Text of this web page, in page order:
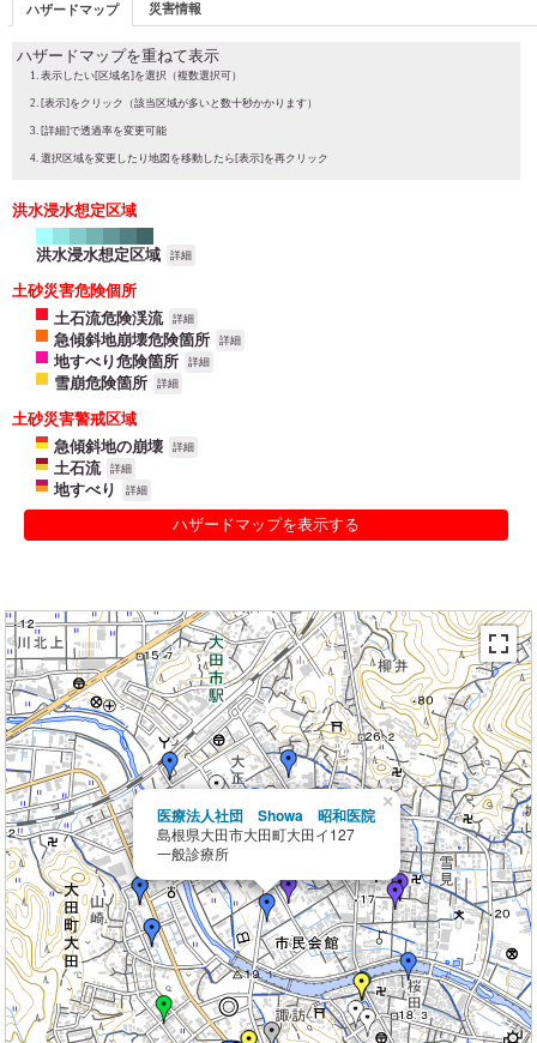
ハザードマップ 災害情報
ハザードマップを重ねて表示
表示したい[区域名]を選択（複数選択可）
[表示]をクリック（該当区域が多いと数十秒かかります）
[詳細]で透過率を変更可能
選択区域を変更したり地図を移動したら[表示]を再クリック
洪水浸水想定区域
洪水浸水想定区域 詳細
土砂災害危険個所
土石流危険渓流
詳細
急傾斜地崩壊危険箇所 詳細
地すべり危険箇所 詳細
雪崩危険箇所 詳細
土砂災害警戒区域
急傾斜地の崩壊
詳細
土石流 詳細
地すべり 詳細
ハザードマップを表示する
医療法人社団 Showa 昭和医院
島根県大田市大田町大田イ127
一般診療所
×